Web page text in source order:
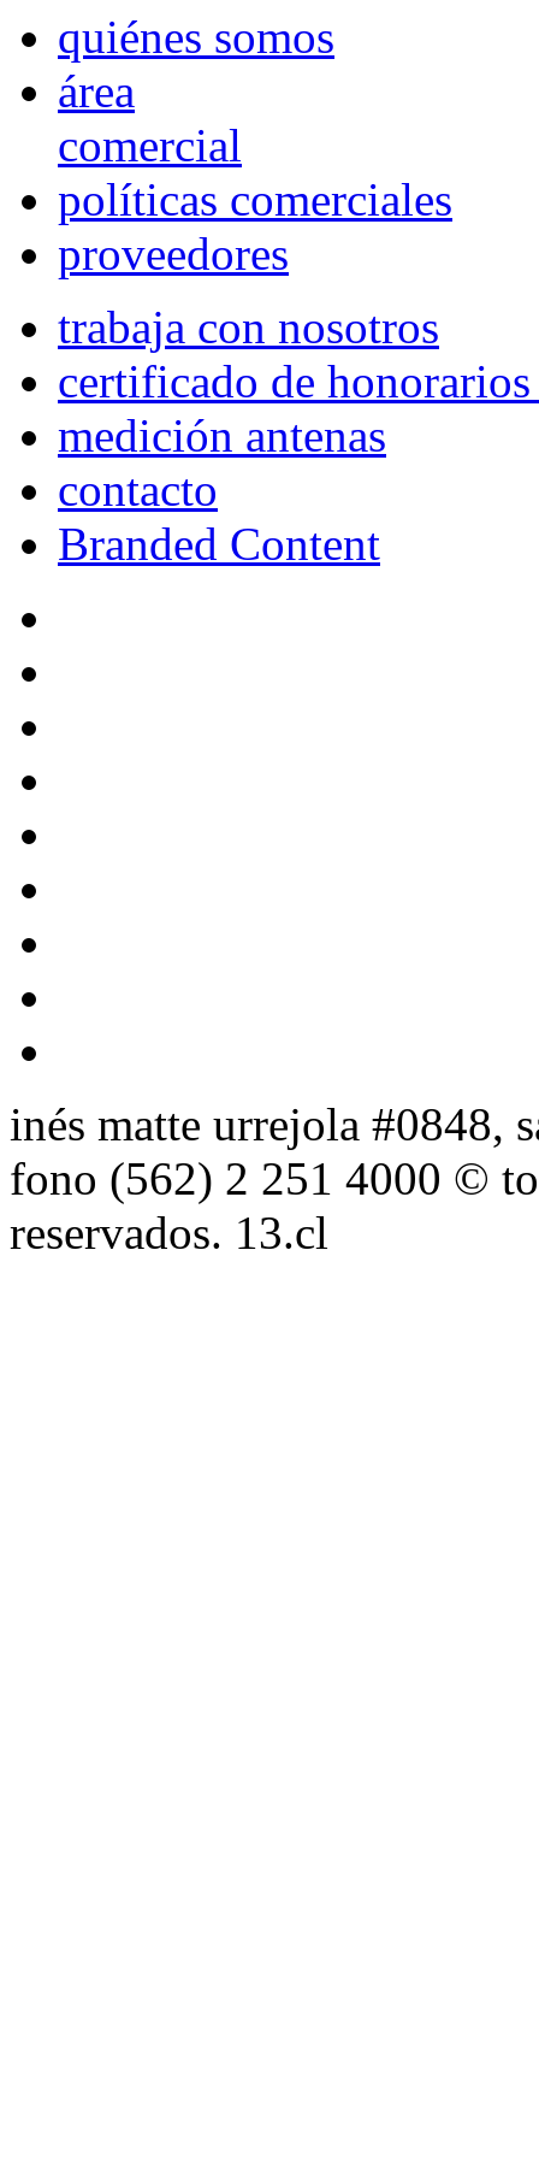
quiénes somos
área
comercial
políticas comerciales
proveedores
trabaja con nosotros
certificado de
medición antenas
contacto
Branded Content
inés matte urrejola #0848,
fono (562) 2 251 4000 ©
reservados. 13.cl